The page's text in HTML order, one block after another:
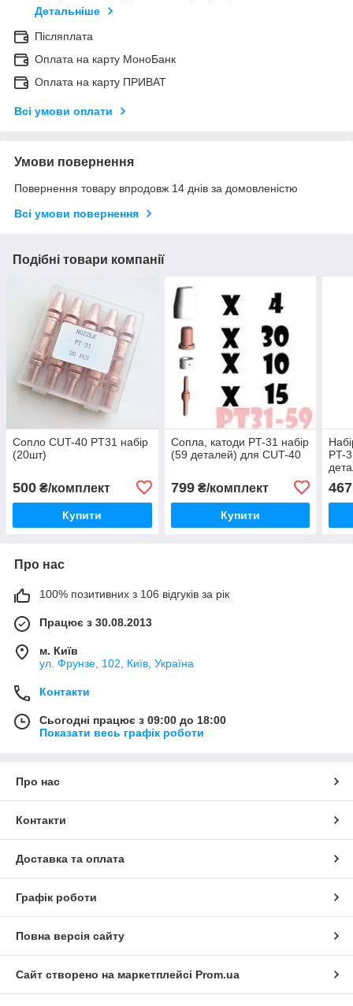
Детальніше
Післяплата
Оплата на карту МоноБанк
Оплата на карту ПРИВАТ
Всі умови оплати
Умови повернення
Повернення товару впродовж 14 днів за домовленістю
Всі умови повернення
Подібні товари компанії
Сопло CUT-40 PT31 набір
(20шт)
500 ₴/комплект
Купити
Сопла, катоди PT-31 набір
(59 деталей) для CUT-40
799₴/комплект
Купити
PT-
467
Про нас
100% позитивних з 106 відгуків за рік
Працює з 30.08.2013
м. Київ
ул. Фрунзе, 102, Київ, Україна
Контакти
Сьогодні працює з 09:00 до 18:00
Показати весь графік роботи
Про нас
Контакти
Доставка та оплата
Графік роботи
Повна версія сайту
Сайт створено на маркетплейсі Prom.ua